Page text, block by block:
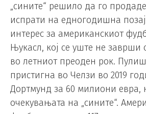
„сините“ решило да го
испрати на едногодишна
интерес за американскиот
Њукасл, кој се уште не заврши
во летниот преоден рок.
пристигна во Челзи во 2019
Дортмунд за 60 милиони евра,
очекувањата на „сините“.